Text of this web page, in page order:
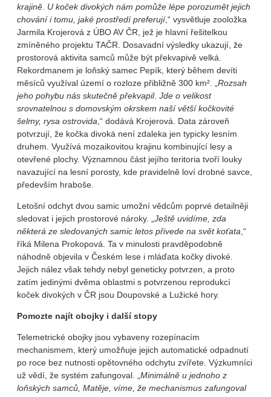
krajině. U koček divokých nám pomůže lépe porozumět jejich
chováníi tomu, jaké prostředí preferují,“ vysvětluje zooložka
Jarmila Krojerová z ÚBO AV ČR, jež je hlavní řešitelkou
zmíněného projektu TAČR. Dosavadní výsledky ukazují, že
prostorová aktivita samců může být překvapivě velká.
Rekordmanem je loňský samec Pepík, který během devíti
měsíců využíval území o rozloze přibližně 300 km². „Rozsah
jeho pohybu nás skutečně překvapil. Jde o velikost
srovnatelnou s domovským okrskem naší větší kočkovité
šelmy, rysa ostrovida,“ dodává Krojerová. Data zároveň
potvrzují, že kočka divoká není zdaleka jen typicky lesním
druhem. Využívá mozaikovitou krajinu kombinující lesy a
otevřené plochy. Významnou část jejího teritoria tvoří louky
navazující na lesní porosty, kde pravidelně loví drobné savce,
především hraboše.
Letošní odchyt dvou samic umožní vědcům poprvé detailněji
sledovat i jejich prostorové nároky. „Ještě uvidíme, zda
některá ze sledovaných samic letos přivede na svět koťata,“
říká Milena Prokopová. Ta v minulosti pravděpodobně
náhodně objevila v Českém lese i mláďata kočky divoké.
Jejich nález však tehdy nebyl geneticky potvrzen, a proto
zatím jedinými dvěma oblastmi s potvrzenou reprodukcí
koček divokých v ČR jsou Doupovské a Lužické hory.
Pomozte najít obojky i další stopy
Telemetrické obojky jsou vybaveny rozepínacím
mechanismem, který umožňuje jejich automatické odpadnutí
po roce bez nutnosti opětovného odchytu zvířete. Výzkumníci
už vědí, že systém zafungoval. „Minimálně u jednoho z
loňských samců, Matěje, víme, že mechanismus zafungoval